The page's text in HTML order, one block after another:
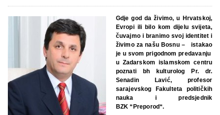
Gdje god da živimo, u Hrvatskoj,
Evropi ili bilo kom dijelu svijeta,
čuvajmo i branimo svoj identitet i
živimo za našu Bosnu – istakao
je u svom prigodnom predavanju
u Zadarskom islamskom centru
poznati bh kulturolog Pr. dr.
Senadin Lavić, profesor
sarajevskog Fakulteta političkih
nauka i predsjednik
BZK“Preporod“.